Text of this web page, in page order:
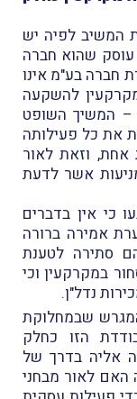
המשיב לפיה יש
עוסק שהוא חברה
חברה בע"מ אינו
להשקעה
– המשיך השופט
את כל פעילותה
אחת, וזאת לאור
אשר לדעת
כי אין בדברים
אמירה ברורה
סתירה לטענת
במקרקעין וכי
נדל"ן.
שבמחלוקת
הזו כחלק
אליה בדרך של
האם לאור מבחני